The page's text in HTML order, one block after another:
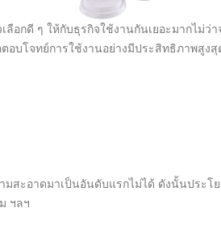
ลือกดี ๆ ให้กับธุรกิจใช้งานกันเยอะมากไม่
ตอบโจทย์การใช้งานอย่างมีประสิทธิภาพ
ามสะอาดมาเป็นอันดับแรกไม่ได้ ดังนั้นป
ฯลฯ